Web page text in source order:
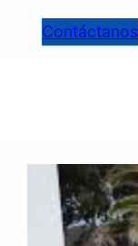
Contáctanos